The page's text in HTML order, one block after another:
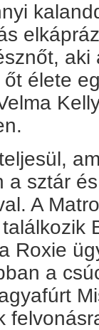
élete
a sztár
A
Roxie
a